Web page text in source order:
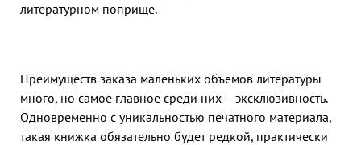
литературном поприще.
Преимуществ заказа маленьких объемов литературы
много, но самое главное среди них – эксклюзивность.
Одновременно с уникальностью печатного материала,
такая книжка обязательно будет редкой, практически